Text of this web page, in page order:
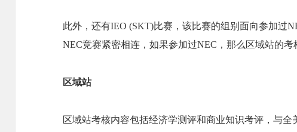
此外，还有IEO (SKT)比赛，该比赛的组别面向参加过
NEC竞赛紧密相连，如果参加过NEC，那么区域站的考
区域站
区域站考核内容包括经济学测评和商业知识考评，与全